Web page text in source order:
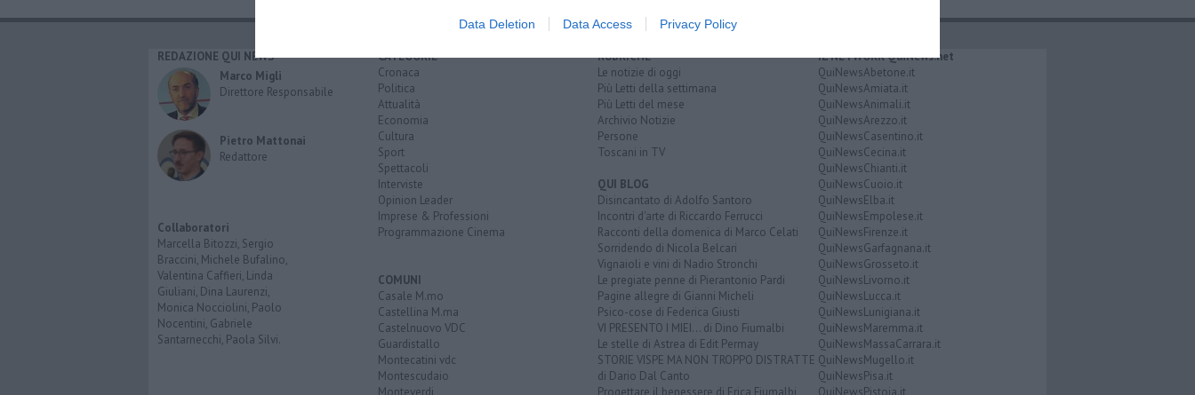
Data Deletion Data Access Privacy Policy
REDAZIONE QUI NEWS
Marco Migli
Direttore Responsabile
Pietro Mattonai
Redattore
Collaboratori
Marcella Bitozzi, Sergio
Braccini, Michele Bufalino,
Valentina Caffieri, Linda
Giuliani, Dina Laurenzi,
Monica Nocciolini, Paolo
Nocentini, Gabriele
Santarnecchi, Paola Silvi.
CATEGORIE
Cronaca
Politica
Attualità
Economia
Cultura
Sport
Spettacoli
Interviste
Opinion Leader
Imprese & Professioni
Programmazione Cinema
COMUNI
Casale M.mo
Castellina M.ma
Castelnuovo VDC
Guardistallo
Montecatini vdc
Montescudaio
RUBRICHE
Le notizie di oggi
Più Letti della settimana
Più Letti del mese
Archivio Notizie
Persone
Toscani in TV
QUI BLOG
Disincantato di Adolfo Santoro
Incontri d'arte di Riccardo Ferrucci
Racconti della domenica di Marco Celati
Sorridendo di Nicola Belcari
Vignaioli e vini di Nadio Stronchi
Le pregiate penne di Pierantonio Pardi
Pagine allegre di Gianni Micheli
Psico-cose di Federica Giusti
VI PRESENTO I MIEI... di Dino Fiumalbi
Le stelle di Astrea di Edit Permay
STORIE VISPE MA NON TROPPO DISTRATTE
di Dario Dal Canto
IL NETWORK QuiNews.net
QuiNewsAbetone.it
QuiNewsAmiata.it
QuiNewsAnimali.it
QuiNewsArezzo.it
QuiNewsCasentino.it
QuiNewsCecina.it
QuiNewsChianti.it
QuiNewsCuoio.it
QuiNewsElba.it
QuiNewsEmpolese.it
QuiNewsFirenze.it
QuiNewsGarfagnana.it
QuiNewsGrosseto.it
QuiNewsLivorno.it
QuiNewsLucca.it
QuiNewsLunigiana.it
QuiNewsMaremma.it
QuiNewsMassaCarrara.it
QuiNewsMugello.it
QuiNewsPisa.it